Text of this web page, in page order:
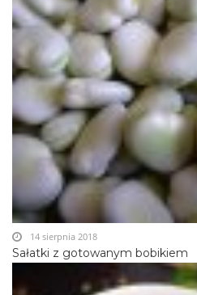
Sałatki z gotowanym bobikiem
14 sierpnia 2018